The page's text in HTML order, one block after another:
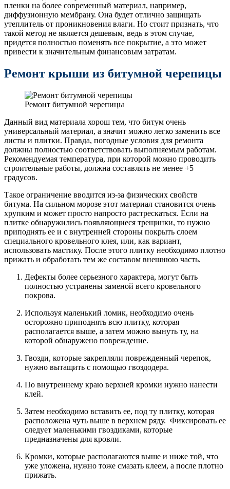
пленки на более современный материал, например,
диффузионную мембрану. Она будет отлично защищать
утеплитель от проникновения влаги. Но стоит признать, что
такой метод не является дешевым, ведь в этом случае,
придется полностью поменять все покрытие, а это может
привести к значительным финансовым затратам.
Ремонт крыши из битумной черепицы
Ремонт битумной черепицы
Данный вид материала хорош тем, что битум очень
универсальный материал, а значит можно легко заменить все
листы и плитки. Правда, погодные условия для ремонта
должны полностью соответствовать выполняемым работам.
Рекомендуемая температура, при которой можно проводить
строительные работы, должна составлять не менее +5
градусов.
Такое ограничение вводится из-за физических свойств
битума. На сильном морозе этот материал становится очень
хрупким и может просто напросто растрескаться. Если на
плитке обнаружились появляющиеся трещинки, то нужно
приподнять ее и с внутренней стороны покрыть слоем
специального кровельного клея, или, как вариант,
использовать мастику. После этого плитку необходимо плотно
прижать и обработать тем же составом внешнюю часть.
Дефекты более серьезного характера, могут быть
полностью устранены заменой всего кровельного
покрова.
Используя маленький ломик, необходимо очень
осторожно приподнять всю плитку, которая
располагается выше, а затем можно вынуть ту, на
которой обнаружено повреждение.
Гвозди, которые закрепляли поврежденный черепок,
нужно вытащить с помощью гвоздодера.
По внутреннему краю верхней кромки нужно нанести
клей.
Затем необходимо вставить ее, под ту плитку, которая
расположена чуть выше в верхнем ряду. Фиксировать ее
следует маленькими гвоздиками, которые
предназначены для кровли.
Кромки, которые располагаются выше и ниже той, что
уже уложена, нужно тоже смазать клеем, а после плотно
прижать.